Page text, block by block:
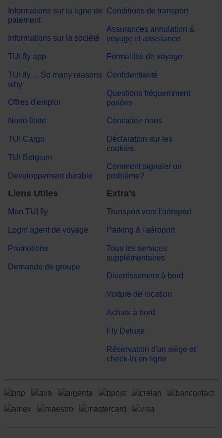
Informations sur la ligne de
paiement
Informations sur la société
TUI fly app
TUI fly ... So many reasons
why
Offres d'emploi
Notre flotte
TUI Cargo
TUI Belgium
Developpement durable
Conditions de transport
Assurances annulation &
voyage et assistance
Formalités de voyage
Confidentialité
Questions fréquemment
posées
Contactez-nous
Déclaration sur les
cookies
Comment signaler un
problème?
Liens Utiles
Mon TUI fly
Login agent de voyage
Promotions
Demande de groupe
Extra's
Transport vers l'aéroport
Parking à l'aéroport
Tous les services
supplémentaires
Divertissement à bord
Voiture de location
Achats à bord
Fly Deluxe
Réservation d'un siège et
check-in en ligne